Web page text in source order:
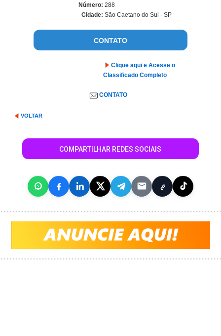
Número: 288
Cidade: São Caetano do Sul - SP
CONTATO
Clique aqui e Acesse o
Classificado Completo
CONTATO
VOLTAR
COMPARTILHAR REDES SOCIAIS